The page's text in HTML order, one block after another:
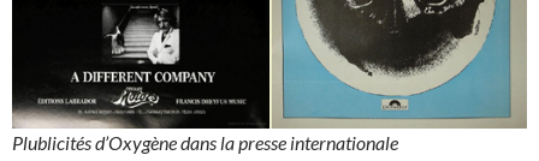
Plublicités d’Oxygène dans la presse internationale